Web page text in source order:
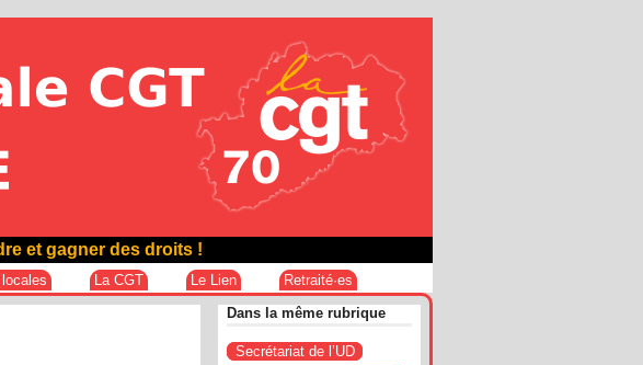
et gagner des droits !
La CGT Le Lien Retraité·es
Dans la même rubrique
Secrétariat de l’UD